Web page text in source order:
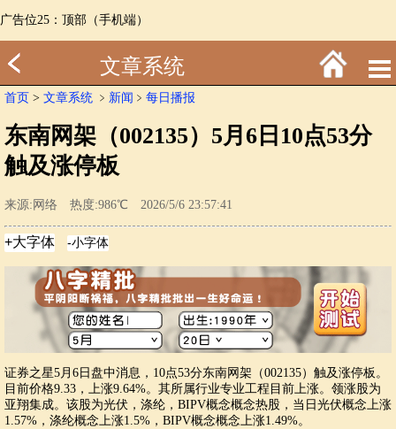
广告位25：顶部（手机端）
文章系统
首页 > 文章系统 ﹥ 新闻 ﹥ 每日播报
东南网架（002135）5月6日10点53分
触及涨停板
来源:网络 热度:986℃ 2026/5/6 23:57:41
证券之星5月6日盘中消息，10点53分东南网架（002135）触及涨停板。
目前价格9.33，上涨9.64%。其所属行业专业工程目前上涨。领涨股为
亚翔集成。该股为光伏，涤纶，BIPV概念概念热股，当日光伏概念上涨
1.57%，涤纶概念上涨1.5%，BIPV概念概念上涨1.49%。